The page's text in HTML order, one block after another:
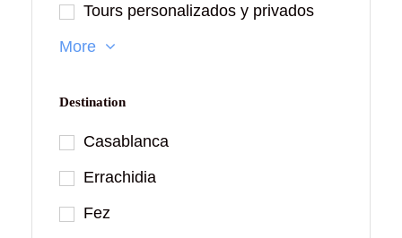
Tours personalizados y privados
More
Destination
Casablanca
Errachidia
Fez